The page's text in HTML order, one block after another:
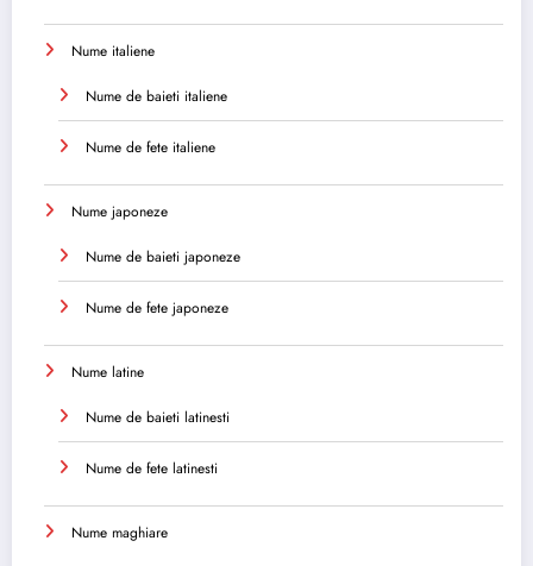
Nume italiene
Nume de baieti italiene
Nume de fete italiene
Nume japoneze
Nume de baieti japoneze
Nume de fete japoneze
Nume latine
Nume de baieti latinesti
Nume de fete latinesti
Nume maghiare